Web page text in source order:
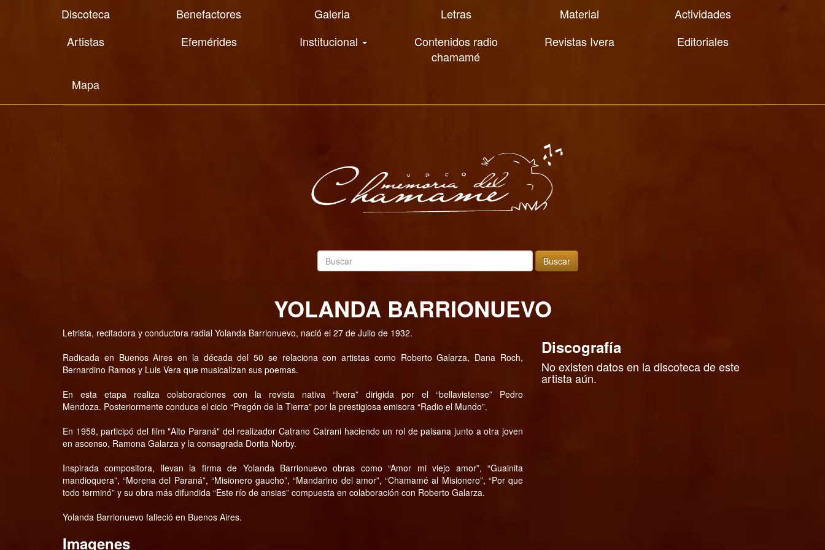
Discoteca Benefactores Galeria Letras Material
Actividades
Artistas
Efemérides Institucional
Contenidos radio
chamamé
Revistas Ivera Editoriales
Mapa
Buscar
YOLANDA BARRIONUEVO
Letrista, recitadora y conductora radial Yolanda Barrionuevo, nació el 27 de Julio de 1932.
Radicada en Buenos Aires en la década del 50 se relaciona con artistas como Roberto Galarza, Dana Roch,
Bernardino Ramos y Luis Vera que musicalizan sus poemas.
En esta etapa realiza colaboraciones con la revista nativa “Ivera” dirigida por el “bellavistense” Pedro
Mendoza. Posteriormente conduce el ciclo “Pregón de la Tierra” por la prestigiosa emisora “Radio el Mundo”.
En 1958, participó del film "Alto Paraná" del realizador Catrano Catrani haciendo un rol de paisana junto a otra joven
en ascenso, Ramona Galarza y la consagrada Dorita Norby.
Inspirada compositora, llevan la firma de Yolanda Barrionuevo obras como “Amor mi viejo amor”, “Guainita
mandioquera”, “Morena del Paraná”, “Misionero gaucho”, “Mandarino del amor”, “Chamamé al Misionero”, “Por que
todo terminó” y su obra más difundida “Este río de ansias” compuesta en colaboración con Roberto Galarza.
Yolanda Barrionuevo falleció en Buenos Aires.
Imagenes
Discografía
No existen datos en la discoteca de este
artista aún.